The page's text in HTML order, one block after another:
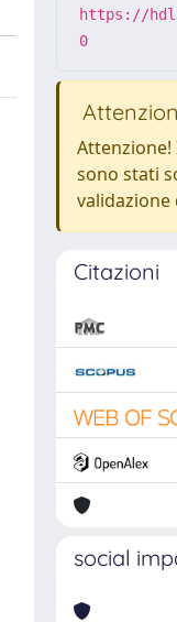
https://
0
Attenzione!
sono stati
validazione
Citazioni
social